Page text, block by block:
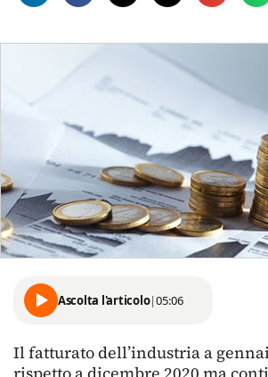
Ascolta l'articolo|05:06
Il fatturato dell’industria a